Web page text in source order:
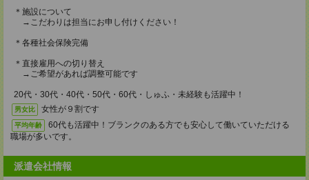
＊施設について
→こだわりは担当にお申し付けください！
＊各種社会保険完備
＊直接雇用への切り替え
→ご希望があれば調整可能です
20代・30代・40代・50代・60代・しゅふ・未経験も活躍中！
男女比 女性が９割です
平均年齢
60代も活躍中！ブランクのある方でも安心して働いていただける
職場が多いです。
派遣会社情報